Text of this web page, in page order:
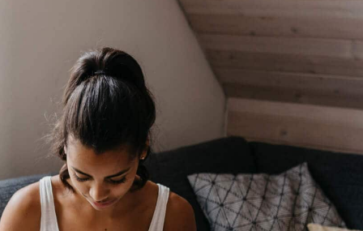
Forny
Ordrelogg
Angi produktnøkkelen